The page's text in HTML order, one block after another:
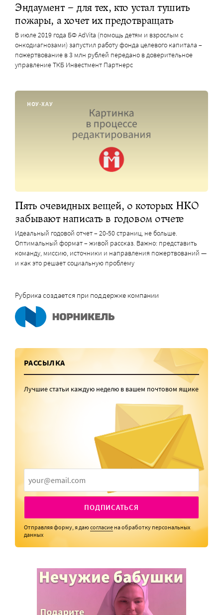
Эндаумент – для тех, кто устал тушить
пожары, а хочет их предотвращать
В июле 2019 года БФ AdVita (помощь детям и взрослым с
онкодиагнозами) запустил работу фонда целевого капитала –
пожертвование в 3 млн рублей передано в доверительное
управление ТКБ Инвестмент Партнерс
НОУ-ХАУ
Пять очевидных вещей, о которых НКО
забывают написать в годовом отчете
Идеальный годовой отчет – 20-50 страниц, не больше.
Оптимальный формат – живой рассказ. Важно: представить
команду, миссию, источники и направления пожертвований —
и как это решает социальную проблему
Рубрика создается при поддержке компании
РАССЫЛКА
Лучшие статьи каждую неделю в вашем почтовом ящике
ПОДПИСАТЬСЯ
Отправляя форму, я даюсогласие на обработку персональных
данных